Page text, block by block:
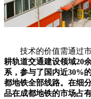
技术的价值需通过
耕轨道交通建设领域20
系，参与了国内近30%
都地铁全部线路。在细
品在成都地铁的市场占